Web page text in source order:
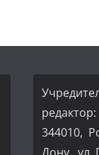
344010,